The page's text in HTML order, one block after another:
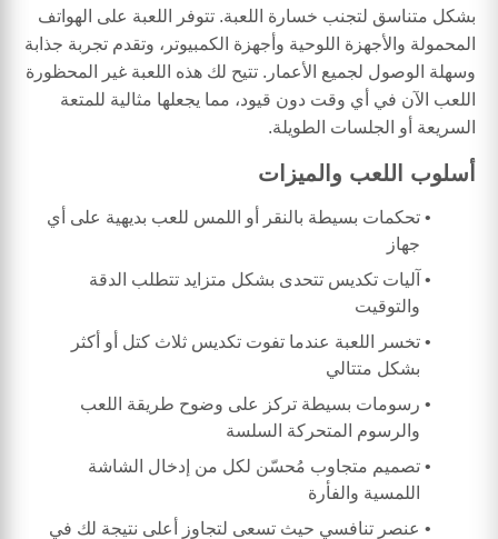
بشكل متناسق لتجنب خسارة اللعبة. تتوفر اللعبة على الهواتف
المحمولة والأجهزة اللوحية وأجهزة الكمبيوتر، وتقدم تجربة جذابة
وسهلة الوصول لجميع الأعمار. تتيح لك هذه اللعبة غير المحظورة
اللعب الآن في أي وقت دون قيود، مما يجعلها مثالية للمتعة
السريعة أو الجلسات الطويلة.
أسلوب اللعب والميزات
تحكمات بسيطة بالنقر أو اللمس للعب بديهية على أي
جهاز
آليات تكديس تتحدى بشكل متزايد تتطلب الدقة
والتوقيت
تخسر اللعبة عندما تفوت تكديس ثلاث كتل أو أكثر
بشكل متتالي
رسومات بسيطة تركز على وضوح طريقة اللعب
والرسوم المتحركة السلسة
تصميم متجاوب مُحسّن لكل من إدخال الشاشة
اللمسية والفأرة
عنصر تنافسي حيث تسعى لتجاوز أعلى نتيجة لك في